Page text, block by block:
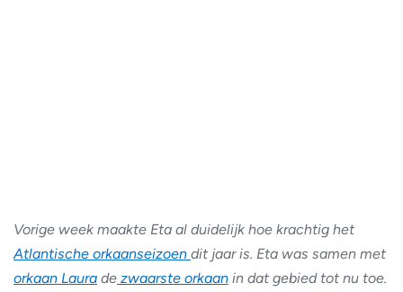
Vorige week maakte Eta al duidelijk hoe krachtig het
Atlantische orkaanseizoen dit jaar is. Eta was samen met
orkaan Laura de zwaarste orkaan in dat gebied tot nu toe.